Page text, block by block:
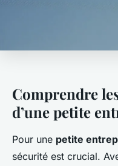
Comprendre
d’une petite
Pour une petite
sécurité est crucial.